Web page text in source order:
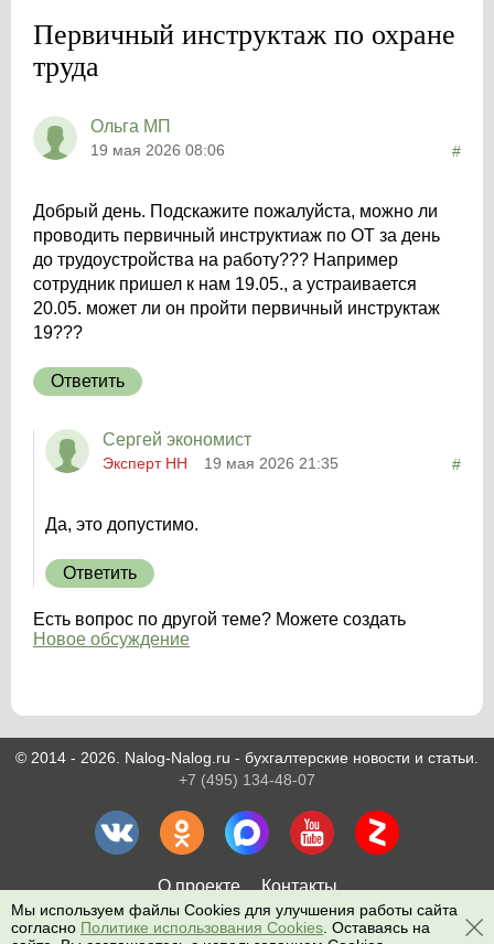
Первичный инструктаж по охране
труда
Ольга МП
19 мая 2026 08:06 #
Добрый день. Подскажите пожалуйста, можно ли
проводить первичный инструктиаж по ОТ за день
до трудоустройства на работу??? Например
сотрудник пришел к нам 19.05., а устраивается
20.05. может ли он пройти первичный инструктаж
19???
Ответить
Сергей экономист
Эксперт НН 19 мая 2026 21:35 #
Да, это допустимо.
Ответить
Есть вопрос по другой теме? Можете создать
Новое обсуждение
© 2014 - 2026. Nalog-Nalog.ru - бухгалтерские новости и статьи.
+7 (495) 134-48-07
О проекте Контакты
Поиск
Мы используем файлы Cookies для улучшения работы сайта
согласно Политике использования Cookies . Оставаясь на